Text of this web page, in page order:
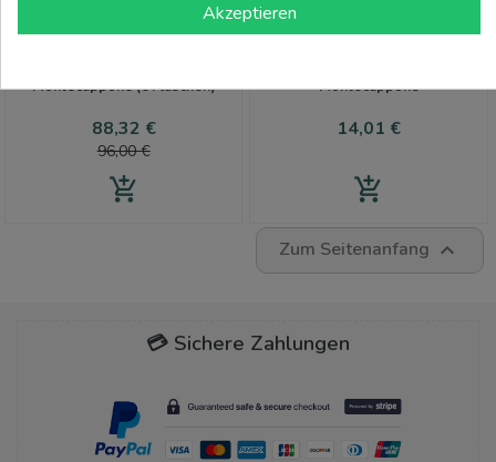
MONTECAPPONE
Montecappone (6 Flaschen)
Preis
88,32 €Verkaufspreis
96,00 €
add_shopping_cart
MONTECAPPONE
Montecappone
Preis
14,01 €
add_shopping_cart
Zum Seitenanfang 
💳 Sichere Zahlungen
Akzeptieren